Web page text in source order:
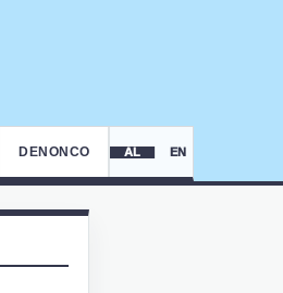
DENONCO AL EN